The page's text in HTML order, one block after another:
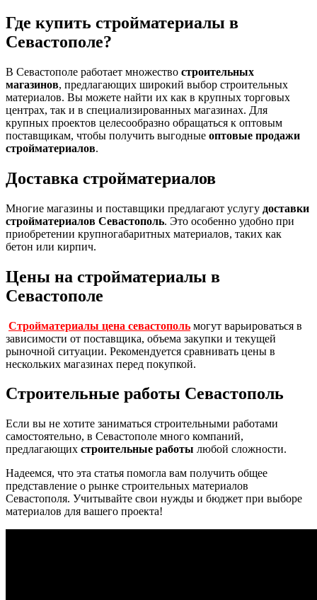
Где купить стройматериалы в
Севастополе?
В Севастополе работает множество строительных
магазинов, предлагающих широкий выбор строительных
материалов. Вы можете найти их как в крупных торговых
центрах, так и в специализированных магазинах. Для
крупных проектов целесообразно обращаться к оптовым
поставщикам, чтобы получить выгодные оптовые продажи
стройматериалов.
Доставка стройматериалов
Многие магазины и поставщики предлагают услугу доставки
стройматериалов Севастополь. Это особенно удобно при
приобретении крупногабаритных материалов, таких как
бетон или кирпич.
Цены на стройматериалы в
Севастополе
Стройматериалы цена севастополь могут варьироваться в
зависимости от поставщика, объема закупки и текущей
рыночной ситуации. Рекомендуется сравнивать цены в
нескольких магазинах перед покупкой.
Строительные работы Севастополь
Если вы не хотите заниматься строительными работами
самостоятельно, в Севастополе много компаний,
предлагающих строительные работы любой сложности.
Надеемся, что эта статья помогла вам получить общее
представление о рынке строительных материалов
Севастополя. Учитывайте свои нужды и бюджет при выборе
материалов для вашего проекта!